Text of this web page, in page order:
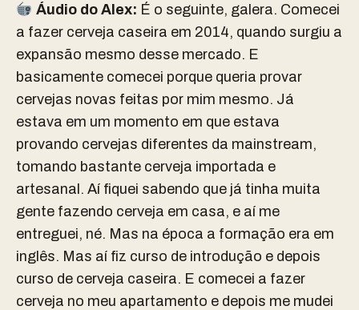
Áudio do Alex: É o seguinte, galera. Comecei
a fazer cerveja caseira em 2014, quando surgiu a
expansão mesmo desse mercado. E
basicamente comecei porque queria provar
cervejas novas feitas por mim mesmo. Já
estava em um momento em que estava
provando cervejas diferentes da mainstream,
tomando bastante cerveja importada e
artesanal. Aí fiquei sabendo que já tinha muita
gente fazendo cerveja em casa, e aí me
entreguei, né. Mas na época a formação era em
inglês. Mas aí fiz curso de introdução e depois
curso de cerveja caseira. E comecei a fazer
cerveja no meu apartamento e depois me mudei